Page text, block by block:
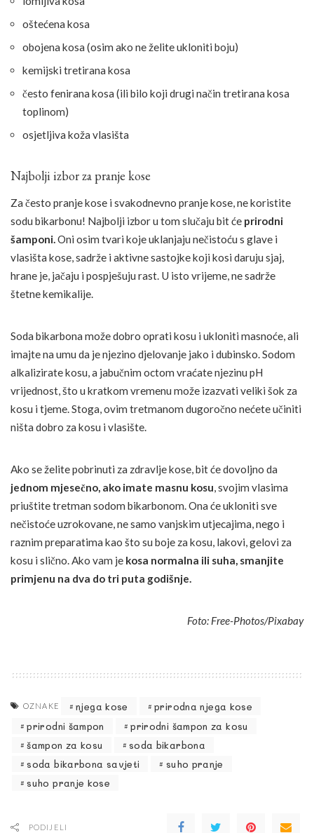
oštećena kosa
obojena kosa (osim ako ne želite ukloniti boju)
kemijski tretirana kosa
često fenirana kosa (ili bilo koji drugi način tretirana kosa
toplinom)
osjetljiva koža vlasišta
Najbolji izbor za pranje kose
Za često pranje kose i svakodnevno pranje kose, ne koristite
sodu bikarbonu! Najbolji izbor u tom slučaju bit će prirodni
šamponi.Oni osim tvari koje uklanjaju nečistoću s glave i
vlasišta kose, sadrže i aktivne sastojke koji kosi daruju sjaj,
hrane je, jačaju i pospješuju rast. U isto vrijeme, ne sadrže
štetne kemikalije.
Soda bikarbona može dobro oprati kosu i ukloniti masnoće, ali
imajte na umu da je njezino djelovanje jako i dubinsko. Sodom
alkalizirate kosu, a jabučnim octom vraćate njezinu pH
vrijednost, što u kratkom vremenu može izazvati veliki šok za
kosu i tjeme. Stoga, ovim tretmanom dugoročno nećete učiniti
ništa dobro za kosu i vlasište.
Ako se želite pobrinuti za zdravlje kose, bit će dovoljno da
jednom mjesečno, ako imate masnu kosu, svojim vlasima
priuštite tretman sodom bikarbonom. Ona će ukloniti sve
nečistoće uzrokovane, ne samo vanjskim utjecajima, nego i
raznim preparatima kao što su boje za kosu, lakovi, gelovi za
kosu i slično. Ako vam je kosa normalna ili suha, smanjite
primjenu na dva do tri puta godišnje.
Foto: Free-Photos/Pixabay
OZNAKE njega kose
prirodna njega kose
prirodni šampon
prirodni šampon za kosu
šampon za kosu
soda bikarbona
soda bikarbona savjeti
suho pranje
suho pranje kose
PODIJELI